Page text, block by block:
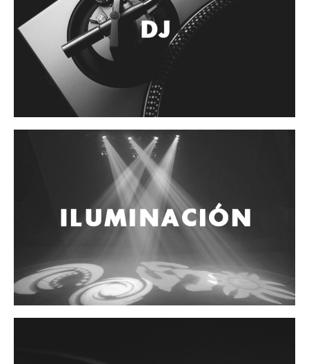
Cuerdas
Guitarra Metal
Guitarra Nylon
Guitarra Electrica
Violin
Otros instrumentos de arco
Otros instrumentos de Cuerdas